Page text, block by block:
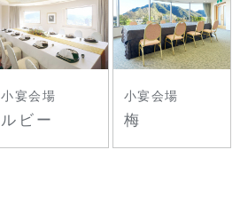
小宴会場
ルビー
小宴会場
梅